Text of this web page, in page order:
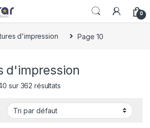
0
d'impression Page 10
d'impression
sur 362 résultats